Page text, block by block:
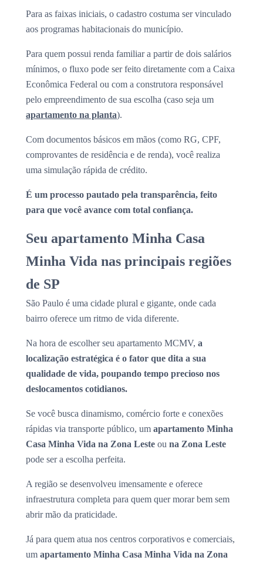
Para as faixas iniciais, o cadastro costuma ser vinculado
aos programas habitacionais do município.
Para quem possui renda familiar a partir de dois salários
mínimos, o fluxo pode ser feito diretamente com a Caixa
Econômica Federal ou com a construtora responsável
pelo empreendimento de sua escolha (caso seja um
apartamento na planta).
Com documentos básicos em mãos (como RG, CPF,
comprovantes de residência e de renda), você realiza
uma simulação rápida de crédito.
É um processo pautado pela transparência, feito
para que você avance com total confiança.
Seu apartamento Minha Casa
Minha Vida nas principais regiões
de SP
São Paulo é uma cidade plural e gigante, onde cada
bairro oferece um ritmo de vida diferente.
Na hora de escolher seu apartamento MCMV, a
localização estratégica é o fator que dita a sua
qualidade de vida, poupando tempo precioso nos
deslocamentos cotidianos.
Se você busca dinamismo, comércio forte e conexões
rápidas via transporte público, um apartamento Minha
Casa Minha Vida na Zona Leste ou na Zona Leste
pode ser a escolha perfeita.
A região se desenvolveu imensamente e oferece
infraestrutura completa para quem quer morar bem sem
abrir mão da praticidade.
Já para quem atua nos centros corporativos e comerciais,
um apartamento Minha Casa Minha Vida na Zona